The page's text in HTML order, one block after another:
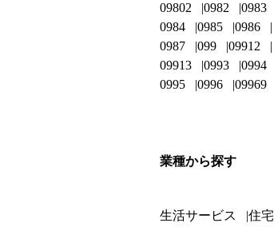
09802
0982
0983
0984
0985
0986
0987
099
09912
09913
0993
0994
0995
0996 09969
業種から探す
生活サービス 住宅